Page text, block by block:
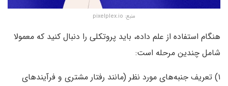
منبع: pixelplex.io
هنگام استفاده از علم داده، باید پروتکلی را دنبال کنید که معمولا
شامل چندین مرحله است:
۱) تعریف جنبه‌های مورد نظر (مانند رفتار مشتری و فرآیندهای